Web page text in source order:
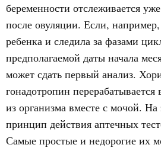
беременности отслеживается
после овуляции. Если,
ребенка и следила за фазами
предполагаемой даты начала
может сдать первый анализ.
гонадотропин
из организма вместе с мочой.
принцип действия аптечных
Самые простые и недорогие их